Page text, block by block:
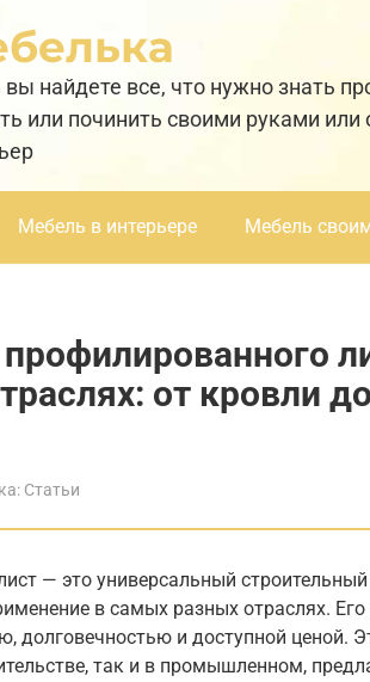
найдете все, что нужно знать
или починить своими руками или
Мебель в интерьере Мебель
от кровли
Статьи
— это универсальный
в самых разных отраслях. Его
долговечностью и доступной ценой.
так и в промышленном,